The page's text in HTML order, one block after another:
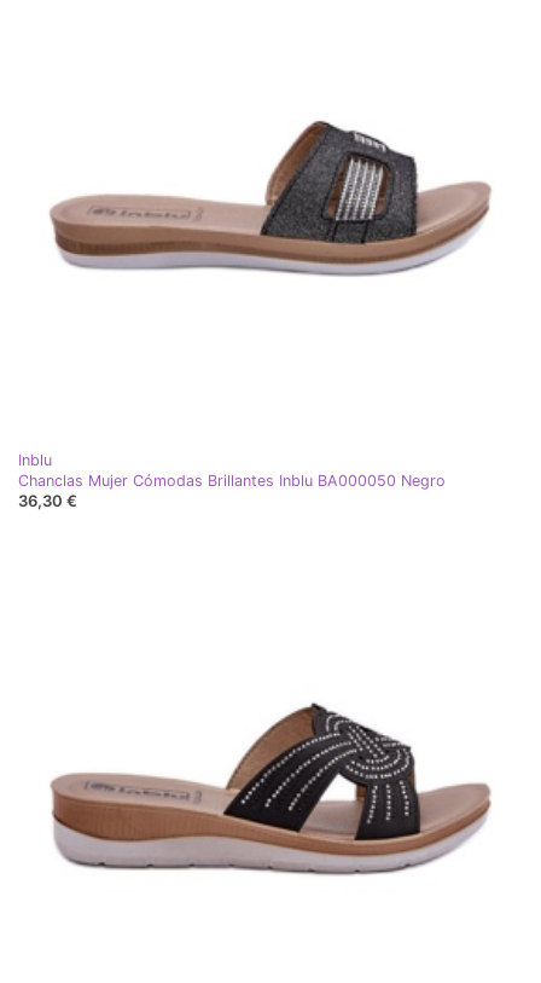
Inblu
Chanclas Mujer Cómodas Brillantes Inblu BA000050 Negro
36,30 €